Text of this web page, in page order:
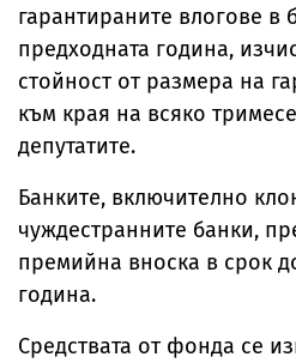
гарантираните влогове в
предходната година,
стойност от размера на
към края на всяко
депутатите.
Банките, включително
чуждестранните банки,
премийна вноска в срок
година.
Средствата от фонда се